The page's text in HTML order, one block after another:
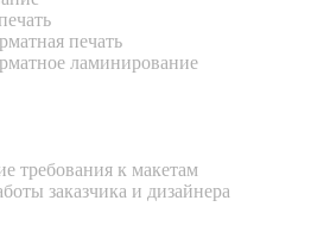
печать
ламинирование
требования к макетам
заказчика и дизайнера